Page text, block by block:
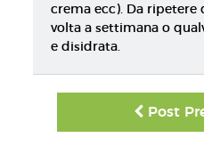
crema ecc). Da ripetere
volta a settimana o
e disidrata.
Post